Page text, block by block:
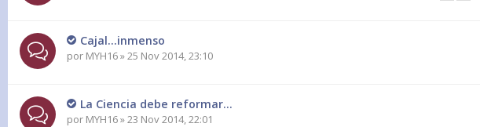
Cajal...inmenso
por MYH16» 25 Nov 2014, 23:10
La Ciencia debe reformar...
por MYH16» 23 Nov 2014, 22:01